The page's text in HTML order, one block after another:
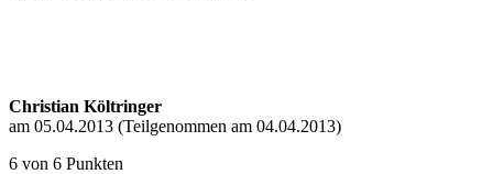
Christian Költringer
am 05.04.2013 (Teilgenommen am 04.04.2013)
6 von 6 Punkten